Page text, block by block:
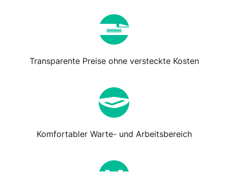
Transparente Preise ohne versteckte Kosten
Komfortabler Warte- und Arbeitsbereich